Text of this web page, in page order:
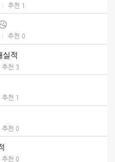
추천 1
추천 0
실적
추천 3
추천 1
추천 0
추천 0